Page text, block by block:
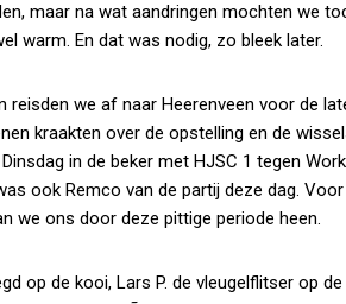
maar na wat aandringen mochten we
warm. En dat was nodig, zo bleek later.
reisden we af naar Heerenveen voor de
kraakten over de opstelling en de
in de beker met HJSC 1 tegen
ook Remco van de partij deze dag.
we ons door deze pittige periode heen.
op de kooi, Lars P. de vleugelflitser op